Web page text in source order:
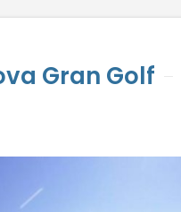
Gran Golf